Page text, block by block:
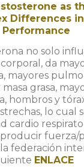
as
Differences
Performance
no solo
da
mayores
grasa,
hombros y
lo cual
cardio
fuerza/
federación
ENLACE